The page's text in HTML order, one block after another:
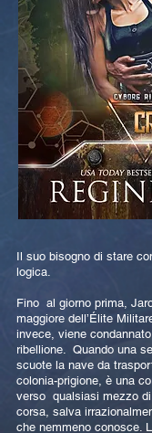
Il suo bisogno di stare
logica.
Fino al giorno prima,
maggiore dell’Élite
invece, viene
ribellione. Quando una
scuote la nave da
colonia-prigione, è una
verso qualsiasi mezzo
corsa, salva
che nemmeno conosce.